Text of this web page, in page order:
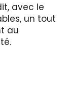
avec le
un tout
au